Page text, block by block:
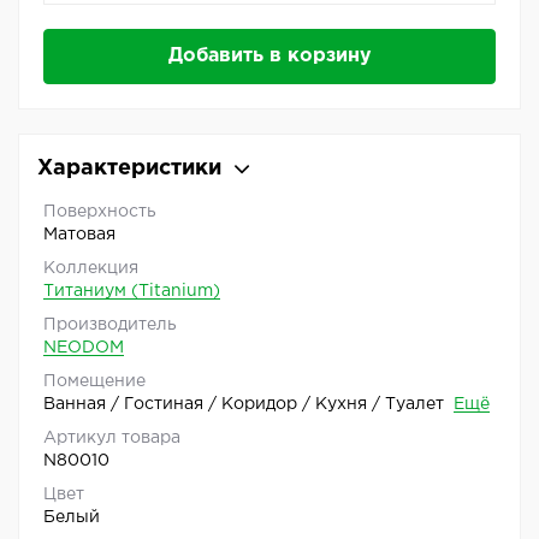
Добавить в корзину
Характеристики
Поверхность
Матовая
Коллекция
Титаниум (Titanium)
Производитель
NEODOM
Помещение
Ванная / Гостиная / Коридор / Кухня / Туалет
Ещё
Артикул товара
N80010
Цвет
Белый